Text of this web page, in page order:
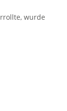
wurde